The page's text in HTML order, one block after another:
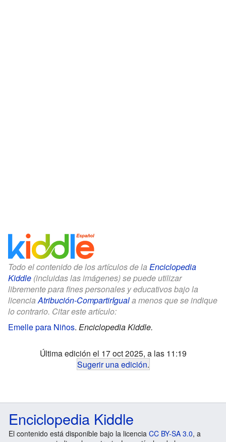
Todo el contenido de los artículos de la Enciclopedia
Kiddle (incluidas las imágenes) se puede utilizar
libremente para fines personales y educativos bajo la
licenciaAtribución-CompartirIguala menos que se indique
lo contrario. Citar este artículo:
Emelle para Niños. Enciclopedia Kiddle.
Última edición el 17 oct 2025, a las 11:19
Sugerir una edición.
Enciclopedia Kiddle
El contenido está disponible bajo la licencia CC BY-SA 3.0, a